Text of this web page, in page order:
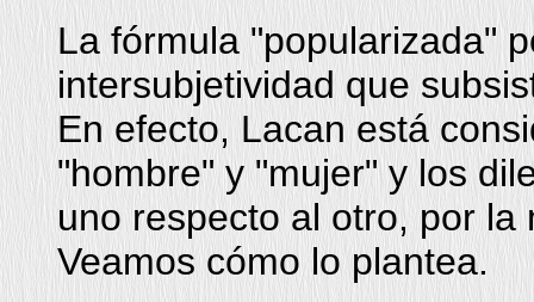
La fórmula "popularizada"
intersubjetividad que
En efecto, Lacan está
"hombre" y "mujer" y los
uno respecto al otro, por la
Veamos cómo lo plantea.